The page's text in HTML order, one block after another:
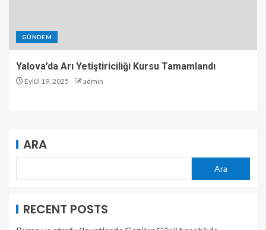
GÜNDEM
Yalova’da Arı Yetiştiriciliği Kursu Tamamlandı
Eylül 19, 2025 admin
ARA
Ara
RECENT POSTS